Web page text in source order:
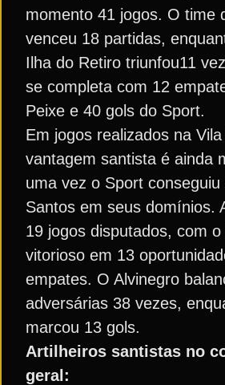
momento 41 jogos. O time
venceu 18 partidas,
Ilha do Retiro triunfou11
se completa com 12
Peixe e 40 gols do Sport.
Em jogos realizados na
vantagem santista é ainda
uma vez o Sport
Santos em seus domínios.
19 jogos disputados, com
vitorioso em 13
empates. O Alvinegro
adversárias 38 vezes,
marcou 13 gols.
Artilheiros santistas no
geral: